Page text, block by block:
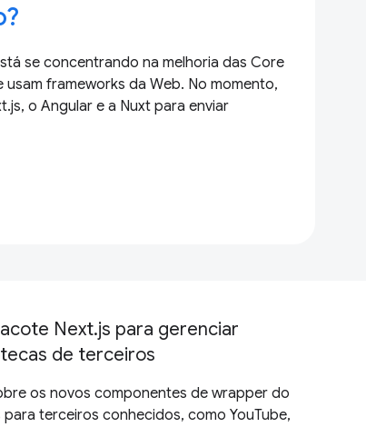
se concentrando na melhoria das Core
frameworks da Web. No momento,
o Angular e a Nuxt para enviar
Next.js para gerenciar
de terceiros
os novos componentes de wrapper do
para terceiros conhecidos, como YouTube,